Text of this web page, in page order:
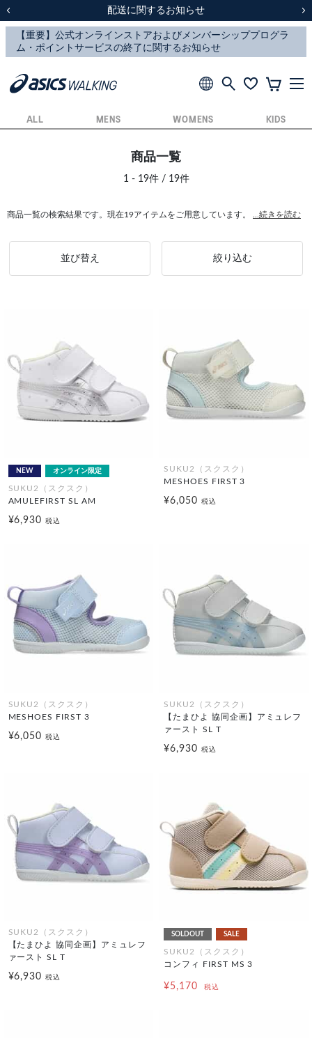
スクスク（SUKU2）価格改定のお知らせ
配送に関するお知らせ
スクスク（SUKU2）価格改定のお知らせ
配送に関するお知らせ
ALL MENS WOMENS KIDS
商品一覧
1 - 19件 / 19件
商品一覧の検索結果です。現在19アイテムをご用意しています。 ...続きを読む
並び替え 絞り込む
NEW オンライン限定
SUKU2（スクスク）
AMULEFIRST SL AM
¥6,930税込
SUKU2（スクスク）
MESHOES FIRST 3
¥6,050 税込
SUKU2（スクスク）
MESHOES FIRST 3
¥6,050税込
SUKU2（スクスク）
【たまひよ 協同企画】アミュレフ
ァースト SL T
¥6,930 税込
SUKU2（スクスク）
【たまひよ 協同企画】アミュレフ
ァースト SL T
¥6,930税込
SOLDOUT SALE
SUKU2（スクスク）
コンフィ FIRST MS 3
¥5,170 税込